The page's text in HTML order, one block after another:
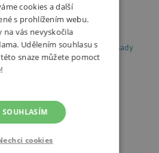
a vyrábění
Kreativní sady
a hračky pro předškoláky
cookies a další
s prohlížením webu.
na vás nevyskočila
Udělením souhlasu s
snaze můžete pomoct
SOUHLASÍM
cookies